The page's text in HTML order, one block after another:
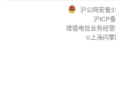
沪公网安备
沪ICP
增值电信业务经
©上海闪擎